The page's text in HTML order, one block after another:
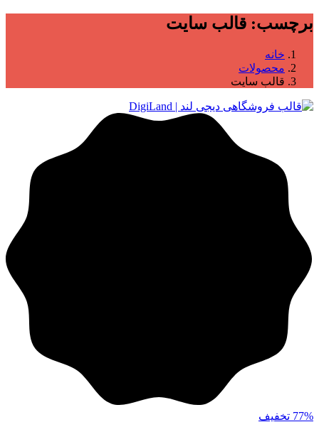
برچسب: قالب سایت
خانه
محصولات
قالب سایت
77% تخفیف